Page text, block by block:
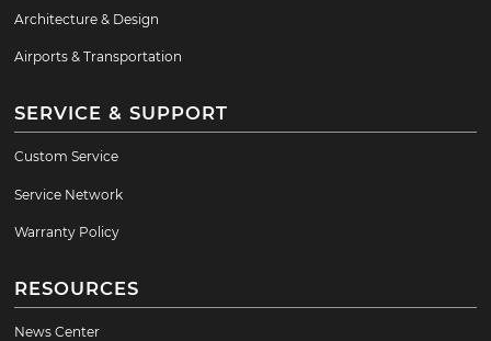
Architecture & Design
Airports & Transportation
SERVICE & SUPPORT
Custom Service
Service Network
Warranty Policy
RESOURCES
News Center